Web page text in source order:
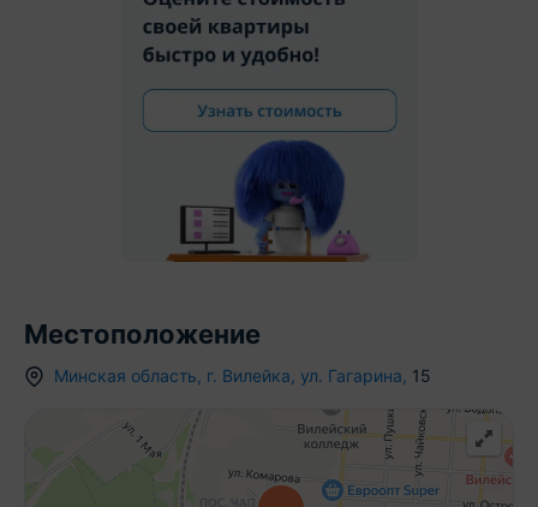
Местоположение
Минская область г. Вилейка ул. Гагарина 15